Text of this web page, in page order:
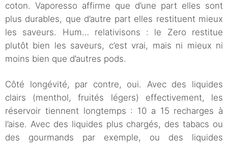
coton. Vaporesso affirme que d’une part elles sont
plus durables, que d’autre part elles restituent mieux
les saveurs. Hum… relativisons : le Zero restitue
plutôt bien les saveurs, c’est vrai, mais ni mieux ni
moins bien que d’autres pods.
Côté longévité, par contre, oui. Avec des liquides
clairs (menthol, fruités légers) effectivement, les
réservoir tiennent longtemps : 10 a 15 recharges à
l’aise. Avec des liquides plus chargés, des tabacs ou
des gourmands par exemple, ou des liquides